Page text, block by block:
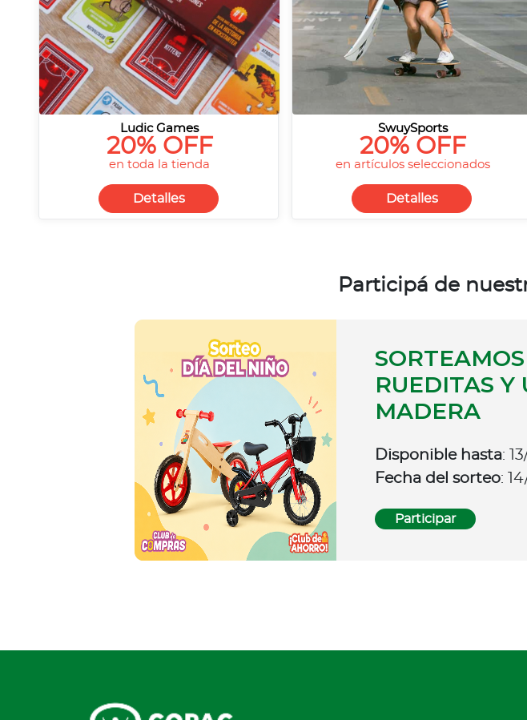
Ludic Games
20% OFF
en toda la tienda
Detalles
SwuySports
20% OFF
en artículos seleccionados
Detalles
Participá de
RUEDITAS
MADERA
Disponible hasta:
Fecha del sorteo:
Participar